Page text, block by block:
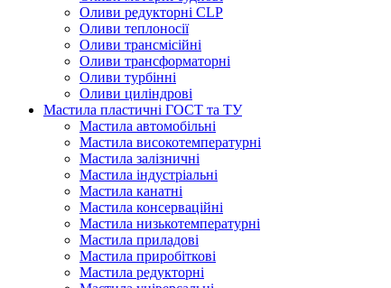
Оливи редукторні CLP
Оливи теплоносії
Оливи трансмісійні
Оливи трансформаторні
Оливи турбінні
Оливи циліндрові
Мастила пластичні ГОСТ та ТУ
Мастила автомобільні
Мастила високотемпературні
Мастила залізничні
Мастила індустріальні
Мастила канатні
Мастила консерваційні
Мастила низькотемпературні
Мастила приладові
Мастила приробіткові
Мастила редукторні